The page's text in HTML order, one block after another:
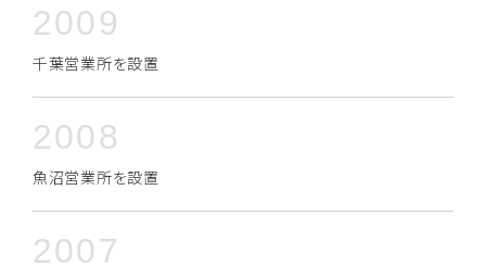
2009
千葉営業所を設置
2008
魚沼営業所を設置
2007